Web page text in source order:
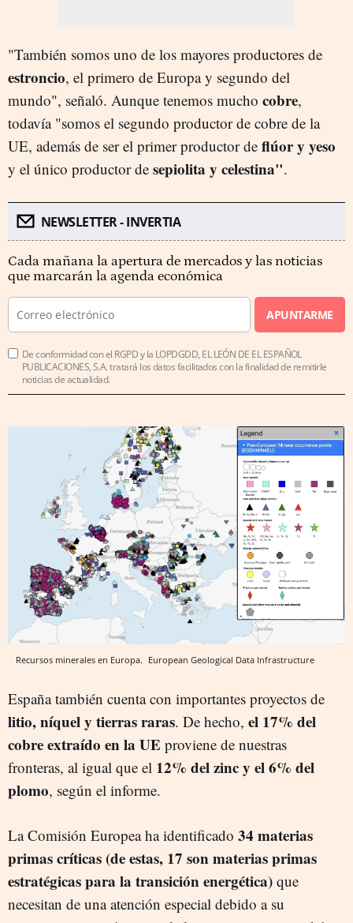
"También somos uno de los mayores productores de
estroncio, el primero de Europa y segundo del
mundo", señaló. Aunque tenemos mucho cobre,
todavía "somos el segundo productor de cobre de la
UE, además de ser el primer productor de flúor y yeso
y el único productor de sepiolita y celestina".
NEWSLETTER - INVERTIA
Cada mañana la apertura de mercados y las noticias
que marcarán la agenda económica
APUNTARME
De conformidad con el RGPD y la LOPDGDD, EL LEÓN DE EL ESPAÑOL
PUBLICACIONES, S.A. tratará los datos facilitados con la finalidad de remitirle
noticias de actualidad.
Recursos minerales en Europa. European Geological Data Infrastructure
España también cuenta con importantes proyectos de
litio, níquel y tierras raras. De hecho, el 17% del
cobre extraído en la UE proviene de nuestras
fronteras, al igual que el 12% del zinc y el 6% del
plomo, según el informe.
La Comisión Europea ha identificado 34 materias
primas críticas (de estas, 17 son materias primas
estratégicas para la transición energética) que
necesitan de una atención especial debido a su